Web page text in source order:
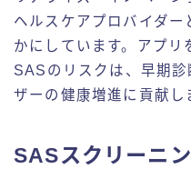
ヘルスケアプロバイダ
かにしています。アプリ
SASのリスクは、早期
ザーの健康増進に貢献し
SASスクリーニ